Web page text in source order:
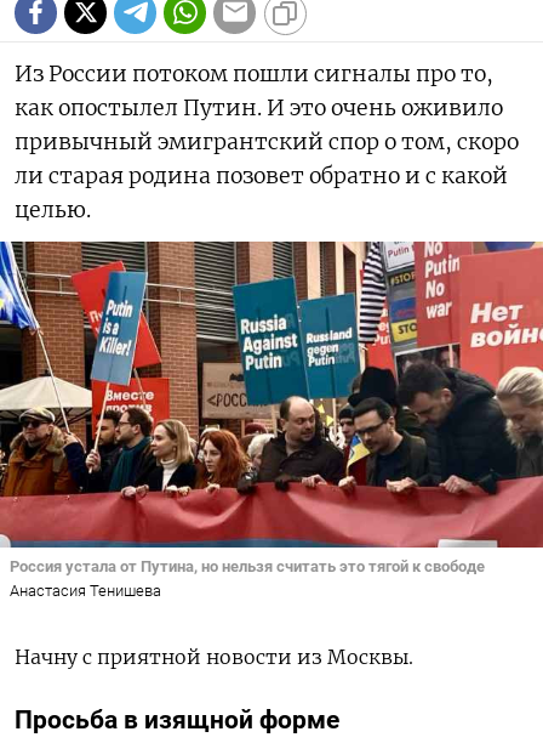
Из России потоком пошли сигналы про то,
как опостылел Путин. И это очень оживило
привычный эмигрантский спор о том, скоро
ли старая родина позовет обратно и с какой
целью.
Россия устала от Путина, но нельзя считать это тягой к свободе
Анастасия Тенишева
Начну с приятной новости из Москвы.
Просьба в изящной форме